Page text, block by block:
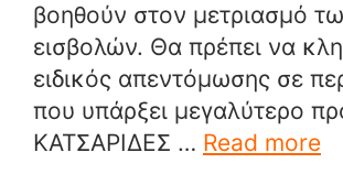
βοηθούν στον μετριασμό
εισβολών. Θα πρέπει να
ειδικός απεντόμωσης σε
που υπάρξει μεγαλύτερο
ΚΑΤΣΑΡΙΔΕΣ … Read more